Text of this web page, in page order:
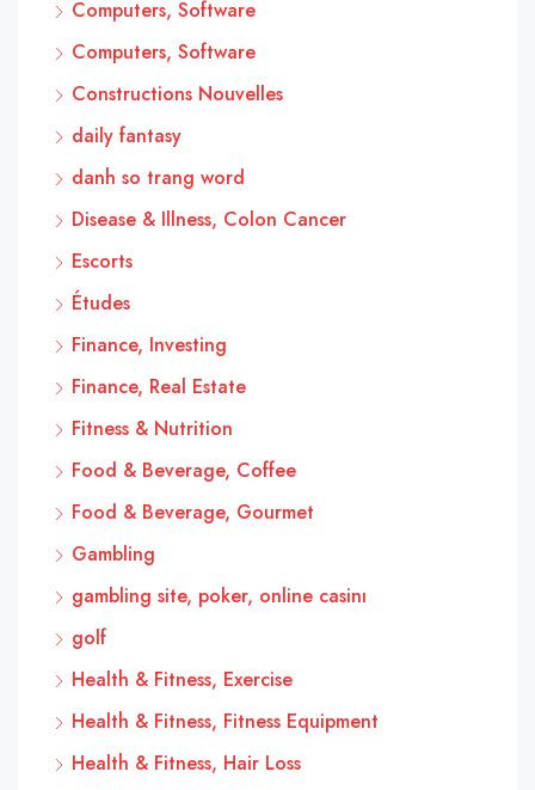
Computers, Software
Computers, Software
Constructions Nouvelles
daily fantasy
danh so trang word
Disease & Illness, Colon Cancer
Escorts
Études
Finance, Investing
Finance, Real Estate
Fitness & Nutrition
Food & Beverage, Coffee
Food & Beverage, Gourmet
Gambling
gambling site, poker, online casinı
golf
Health & Fitness, Exercise
Health & Fitness, Fitness Equipment
Health & Fitness, Hair Loss